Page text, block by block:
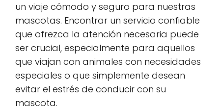
un viaje cómodo y seguro para nuestras
mascotas. Encontrar un servicio confiable
que ofrezca la atención necesaria puede
ser crucial, especialmente para aquellos
que viajan con animales con necesidades
especiales o que simplemente desean
evitar el estrés de conducir con su
mascota.